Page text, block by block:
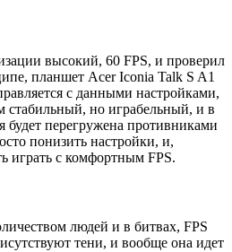
высокий, 60 FPS, и проверил
планшет Acer Iconia Talk S A1
с данными настройками,
стабильный, но играбельный, и в
будет перегружена противниками
понизить настройки, и,
играть с комфортным FPS.
людей и в битвах, FPS
тени, и вообще она идет